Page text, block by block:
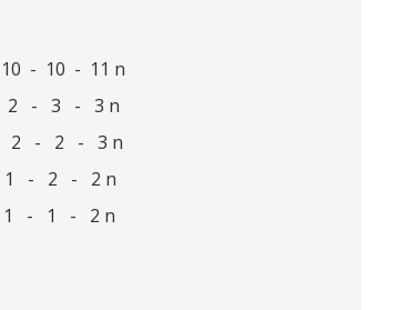
- 10 - 11 n
2 - 3 - 3 n
2 - 2 - 3 n
- 2 - 2 n
- 1 - 2 n